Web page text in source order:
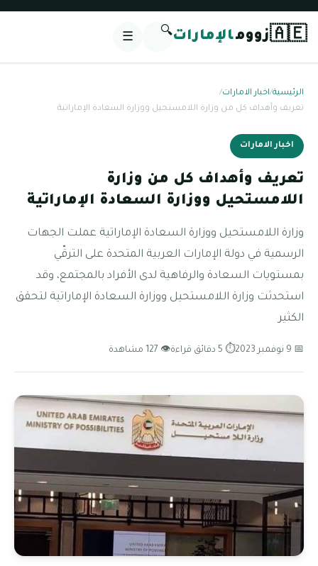
🇦🇪زوومالإمارات🔍
☰
الرئيسية/اخبار الامارات/
تعريف وأهداف كل من وزارة اللامستحيل ووزارة السعادة الإماراتية
اخبار الامارات
تعريف وأهداف كل من وزارة
اللامستحيل ووزارة السعادة الإماراتية
وزارة اللامستحيل ووزارة السعادة الإماراتية عملت الجهات
الرسمية في دولة الإمارات العربية المتحدة على الترقّي
بمستويات السعادة والرفاهية لدى الأفراد بالمجتمع، وقد
استحدثت وزارة اللامستحيل ووزارة السعادة الإماراتية لتحقق
الكثير
📅 9 نوفمبر 2023 ⏱ 5 دقائق قراءة 👁 127 مشاهدة